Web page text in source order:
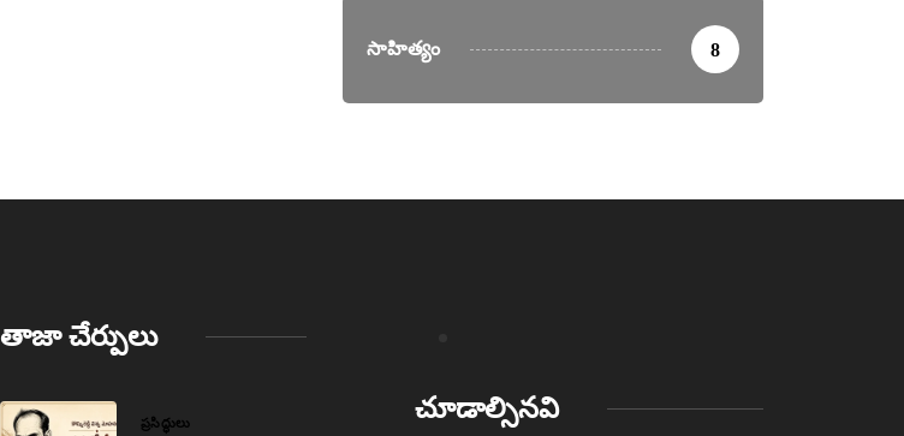
సాహిత్యం 8
తాజా చేర్పులు
ప్రసిద్ధులు చూడాల్సినవి